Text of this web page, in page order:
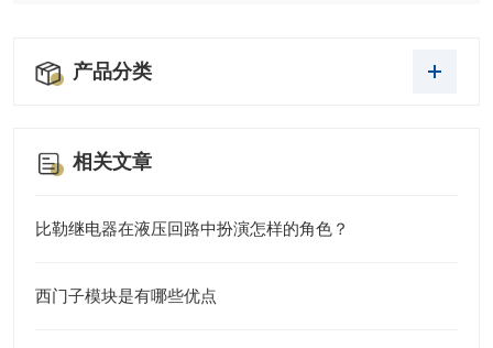
产品分类
相关文章
比勒继电器在液压回路中扮演怎样的角色？
西门子模块是有哪些优点